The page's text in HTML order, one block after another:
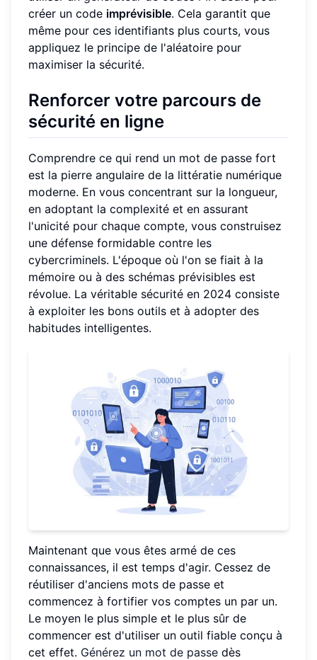
créer un code imprévisible. Cela garantit que
même pour ces identifiants plus courts, vous
appliquez le principe de l'aléatoire pour
maximiser la sécurité.
Renforcer votre parcours de
sécurité en ligne
Comprendre ce qui rend un mot de passe fort
est la pierre angulaire de la littératie numérique
moderne. En vous concentrant sur la longueur,
en adoptant la complexité et en assurant
l'unicité pour chaque compte, vous construisez
une défense formidable contre les
cybercriminels. L'époque où l'on se fiait à la
mémoire ou à des schémas prévisibles est
révolue. La véritable sécurité en 2024 consiste
à exploiter les bons outils et à adopter des
habitudes intelligentes.
Maintenant que vous êtes armé de ces
connaissances, il est temps d'agir. Cessez de
réutiliser d'anciens mots de passe et
commencez à fortifier vos comptes un par un.
Le moyen le plus simple et le plus sûr de
commencer est d'utiliser un outil fiable conçu à
cet effet. Générez un mot de passe dès